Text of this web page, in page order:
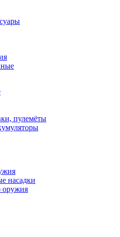
пулемёты
насадки
оружия